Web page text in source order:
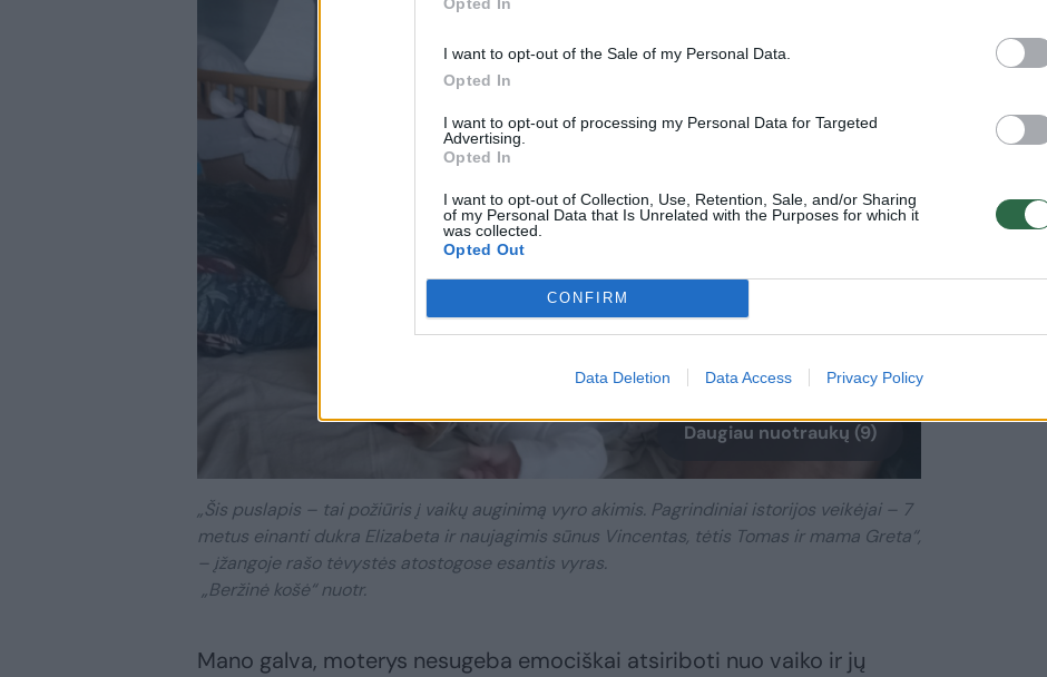
I want to opt-out of the Sale of my Personal Data.
Opted In
I want to opt-out of processing my Personal Data for Targeted
Advertising.
Opted In
I want to opt-out of Collection, Use, Retention, Sale, and/or Sharing
of my Personal Data that Is Unrelated with the Purposes for which it
was collected.
Opted Out
CONFIRM
Data Deletion Data Access Privacy Policy
Daugiau nuotraukų (9)
„Šis puslapis – tai požiūris į vaikų auginimą vyro akimis. Pagrindiniai istorijos veikėjai – 7
metus einanti dukra Elizabeta ir naujagimis sūnus Vincentas, tėtis Tomas ir mama Greta“,
– įžangoje rašo tėvystės atostogose esantis vyras.
„Beržinė košė“ nuotr.
Mano galva, moterys nesugeba emociškai atsiriboti nuo vaiko ir jų